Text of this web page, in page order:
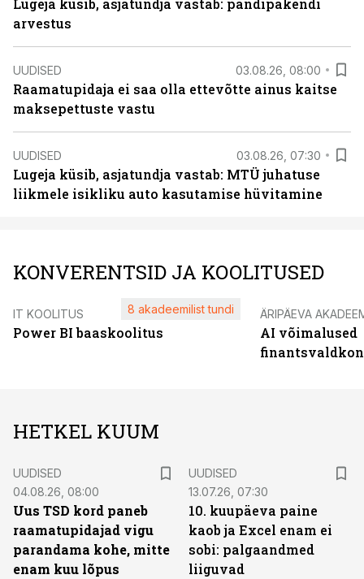
Lugeja küsib, asjatundja vastab: pandipakendi
arvestus
UUDISED 03.08.26, 08:00
Raamatupidaja ei saa olla ettevõtte ainus kaitse
maksepettuste vastu
UUDISED 03.08.26, 07:30
Lugeja küsib, asjatundja vastab: MTÜ juhatuse
liikmele isikliku auto kasutamise hüvitamine
KONVERENTSID JA KOOLITUSED
IT KOOLITUS
Power BI baaskoolitus
8 akadeemilist tundi ÄRIPÄEVA
AI võimalused
HETKEL KUUM
UUDISED
04.08.26, 08:00
Uus TSD kord paneb
raamatupidajad vigu
parandama kohe, mitte
enam kuu lõpus
UUDISED
13.07.26, 07:30
10. kuupäeva paine
kaob ja Excel enam ei
sobi: palgaandmed
liiguvad